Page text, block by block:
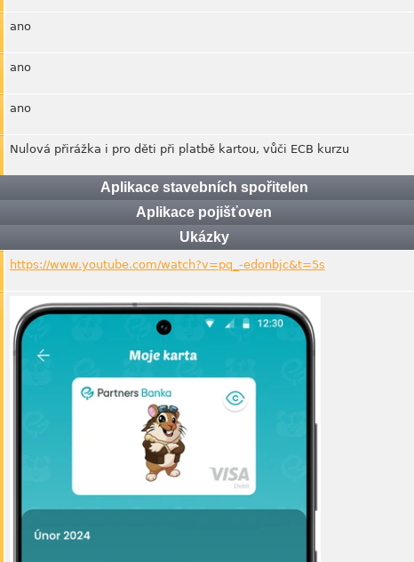
ano
ano
ano
Nulová přirážka i pro děti při platbě kartou, vůči ECB kurzu
Aplikace stavebních spořitelen
Aplikace pojišťoven
Ukázky
https://www.youtube.com/watch?v=pq_-edonbjc&t=5s